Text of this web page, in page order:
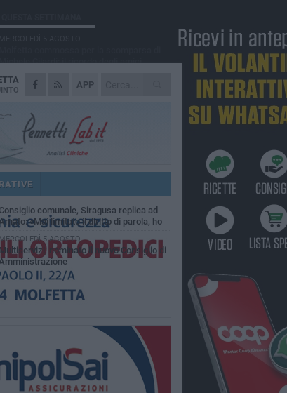
APP
Cilardi: il ricordo degli amici
6 AGOSTO
molfettese muore a bordo di un
SABATO 1 AGOSTO
La MTM Molfetta cerca autisti e
accompagnatori per gli scuolabus:
il bando
GIOVEDÌ 6 AGOSTO
piange Marta Maria Pisani, ultima
della sartoria molfettese
1 AGOSTO
Consiglio comunale, Siragusa replica ad
«Mai limitato il diritto di parola, ho
il regolamento»
5 AGOSTO
nominato il nuovo Consiglio di